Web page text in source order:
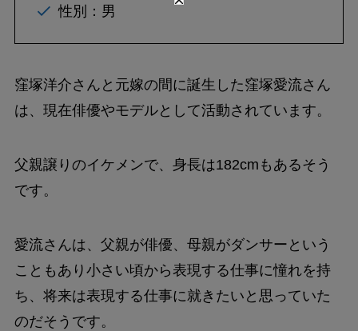
性別：男
窪塚洋介さんと元嫁の間に誕生した窪塚愛流さん
は、現在俳優やモデルとして活動されています。
父親譲りのイケメンで、身長は182cmもあるそう
です。
愛流さんは、父親が俳優、母親がダンサーという
こともあり小さい頃から表現する仕事に憧れを持
ち、将来は表現する仕事に就きたいと思っていた
のだそうです。